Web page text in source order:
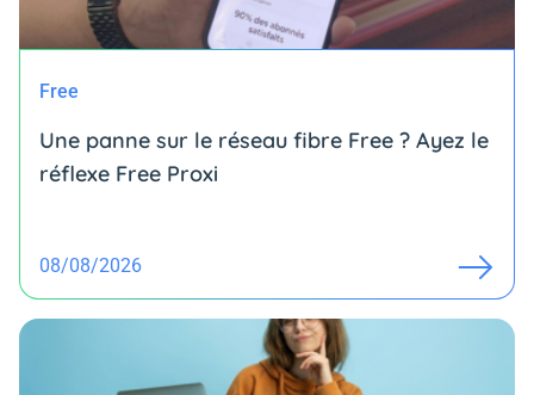
Free
Une panne sur le réseau fibre Free ? Ayez le
réflexe Free Proxi
08/08/2026